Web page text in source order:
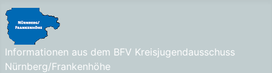
Informationen aus dem BFV Kreisjugendausschuss
Nürnberg/Frankenhöhe